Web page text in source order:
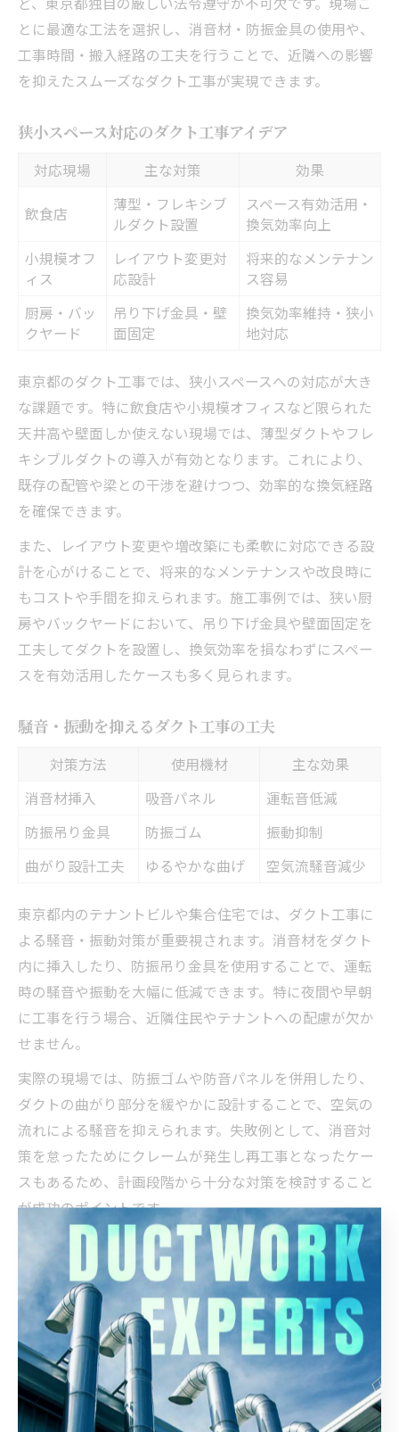
とに最適な工法を選択し、消音材・防振金具の使用や、
工事時間・搬入経路の工夫を行うことで、近隣への影響
を抑えたスムーズなダクト工事が実現できます。
狭小スペース対応のダクト工事アイデア
対応現場 主な対策 効果
飲食店
薄型・フレキシブ
ルダクト設置
スペース有効活用・
換気効率向上
小規模オフ
ィス
レイアウト変更対
応設計
将来的なメンテナン
ス容易
厨房・バッ
クヤード
吊り下げ金具・壁
面固定
換気効率維持・狭小
地対応
東京都のダクト工事では、狭小スペースへの対応が大き
な課題です。特に飲食店や小規模オフィスなど限られた
天井高や壁面しか使えない現場では、薄型ダクトやフレ
キシブルダクトの導入が有効となります。これにより、
既存の配管や梁との干渉を避けつつ、効率的な換気経路
を確保できます。
また、レイアウト変更や増改築にも柔軟に対応できる設
計を心がけることで、将来的なメンテナンスや改良時に
もコストや手間を抑えられます。施工事例では、狭い厨
房やバックヤードにおいて、吊り下げ金具や壁面固定を
工夫してダクトを設置し、換気効率を損なわずにスペー
スを有効活用したケースも多く見られます。
騒音・振動を抑えるダクト工事の工夫
対策方法 使用機材
主な効果
消音材挿入
吸音パネル
運転音低減
防振吊り金具
防振ゴム
振動抑制
曲がり設計工夫
ゆるやかな曲げ 空気流騒音減少
東京都内のテナントビルや集合住宅では、ダクト工事に
よる騒音・振動対策が重要視されます。消音材をダクト
内に挿入したり、防振吊り金具を使用することで、運転
時の騒音や振動を大幅に低減できます。特に夜間や早朝
に工事を行う場合、近隣住民やテナントへの配慮が欠か
せません。
実際の現場では、防振ゴムや防音パネルを併用したり、
ダクトの曲がり部分を緩やかに設計することで、空気の
流れによる騒音を抑えられます。失敗例として、消音対
策を怠ったためにクレームが発生し再工事となったケー
スもあるため、計画段階から十分な対策を検討すること
が成功のポイントです。
営業中でも進めやすいダクト工事方法
手法 タイミング
メリット
短期集中施工
夜間・定休日
営業影響最小限
仮設養生徹底
工事全期間
作業音・粉塵抑制
部分区切り工事
営業中 営業継続可能